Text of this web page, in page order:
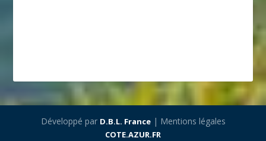
Développé par D.B.L. France| Mentions légales
COTE.AZUR.FR